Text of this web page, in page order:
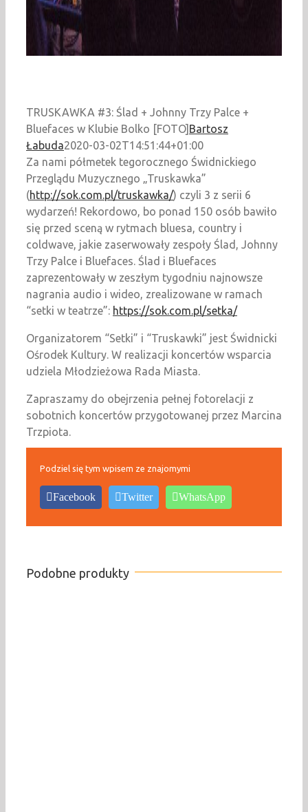
TRUSKAWKA #3: Ślad + Johnny Trzy Palce +
Bluefaces w Klubie Bolko [FOTO] Bartosz
Łabuda2020-03-02T14:51:44+01:00
Za nami półmetek tegorocznego Świdnickiego
Przeglądu Muzycznego „Truskawka”
(http://sok.com.pl/truskawka/) czyli 3 z serii 6
wydarzeń! Rekordowo, bo ponad 150 osób bawiło
się przed sceną w rytmach bluesa, country i
coldwave, jakie zaserwowały zespoły Ślad, Johnny
Trzy Palce i Bluefaces. Ślad i Bluefaces
zaprezentowały w zeszłym tygodniu najnowsze
nagrania audio i wideo, zrealizowane w ramach
“setki w teatrze”: https://sok.com.pl/setka/
Organizatorem “Setki” i “Truskawki” jest Świdnicki
Ośrodek Kultury. W realizacji koncertów wsparcia
udziela Młodzieżowa Rada Miasta.
Zapraszamy do obejrzenia pełnej fotorelacji z
sobotnich koncertów przygotowanej przez Marcina
Trzpiota.
Podziel się tym wpisem ze znajomymi
Facebook Twitter WhatsApp
Podobne produkty